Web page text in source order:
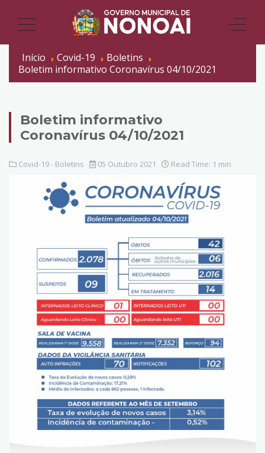
Início Covid-19
Boletins
Boletim informativo Coronavírus 04/10/2021
Boletim informativo
Coronavírus 04/10/2021
Covid-19 - Boletins 05 Outubro 2021 Read Time: 1 min